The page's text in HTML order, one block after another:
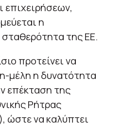
επιχειρήσεων,
η
της ΕΕ.
προτείνει να
μέλη η δυνατότητα
επέκταση της
Ρήτρας
ώστε να καλύπτει